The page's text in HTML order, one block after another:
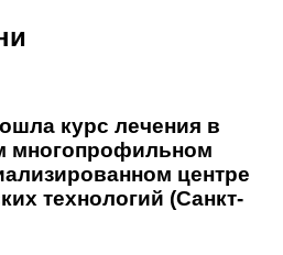
курс лечения в
многопрофильном
центре
технологий (Санкт-